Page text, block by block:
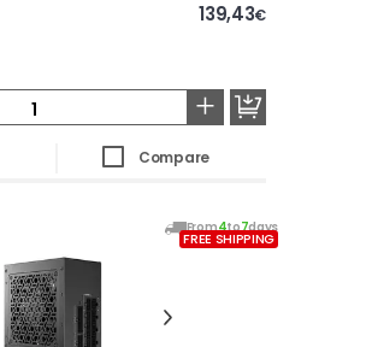
139,43€
+
Compare
From4to7days
FREE SHIPPING